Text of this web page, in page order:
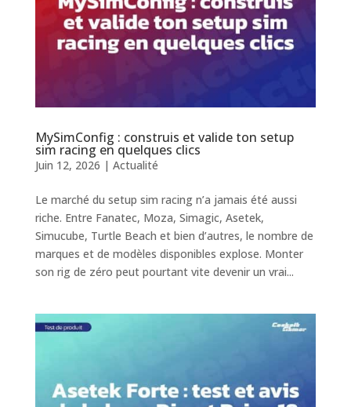
MySimConfig : construis et valide ton setup
sim racing en quelques clics
Juin 12, 2026 | Actualité
Le marché du setup sim racing n’a jamais été aussi
riche. Entre Fanatec, Moza, Simagic, Asetek,
Simucube, Turtle Beach et bien d’autres, le nombre de
marques et de modèles disponibles explose. Monter
son rig de zéro peut pourtant vite devenir un vrai...